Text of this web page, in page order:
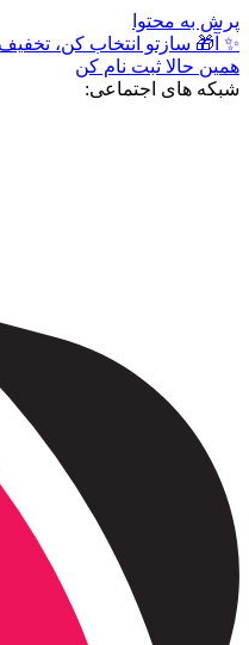
پرش به محتوا
✨ آ🎁 سازتو انتخاب کن،
همین حالا ثبت نام کن
شبکه های اجتماعی: